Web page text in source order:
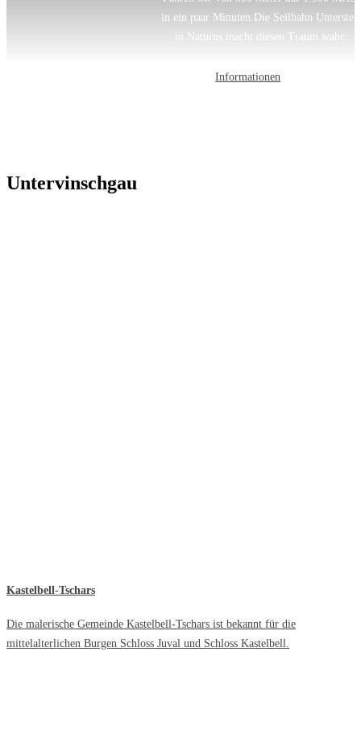
in ein paar Minuten Die Seilbahn Unterstell
in Naturns macht diesen Traum wahr.
Informationen
Untervinschgau
Kastelbell-Tschars
Die malerische Gemeinde Kastelbell-Tschars ist bekannt für die
mittelalterlichen Burgen Schloss Juval und Schloss Kastelbell.